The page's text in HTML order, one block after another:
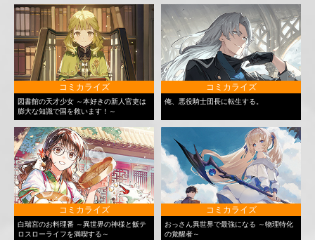
コミカライズ
図書館の天才少女 ～本好きの新人官吏は
膨大な知識で国を救います！～
コミカライズ
俺、悪役騎士団長に転生する。
コミカライズ
白瑞宮のお料理番 ～異世界の神様と飯テ
ロスローライフを満喫する～
コミカライズ
おっさん異世界で最強になる ～物理特化
の覚醒者～